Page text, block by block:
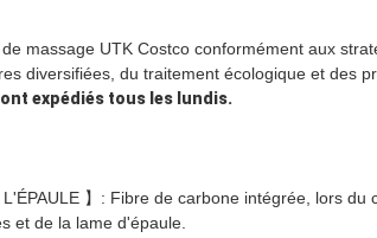
massage UTK Costco conformément aux
diversifiées, du traitement écologique et des
expédiés tous les lundis.
L'ÉPAULE 】: Fibre de carbone intégrée, lors
et de la lame d'épaule.